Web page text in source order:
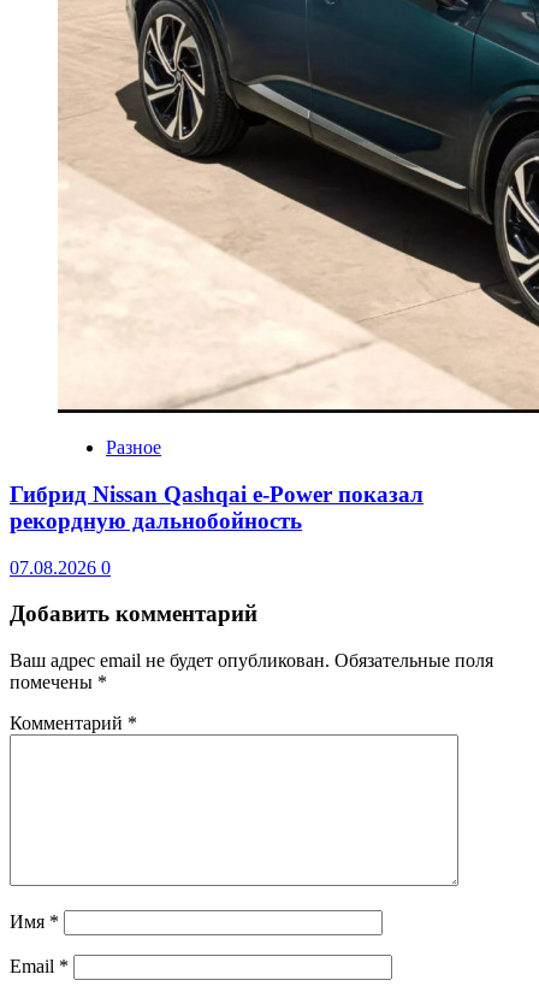
Разное
Гибрид Nissan Qashqai e-Power показал
рекордную дальнобойность
07.08.2026 0
Добавить комментарий
Ваш адрес email не будет опубликован. Обязательные поля
помечены *
Комментарий *
Имя *
Email *